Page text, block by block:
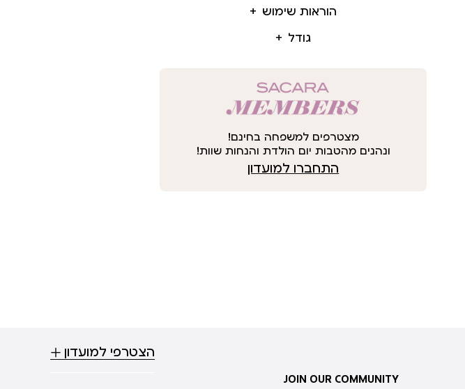
הוראות שימוש
גודל
מצטרפים למשפחה בחינם!
ונהנים מהטבות יום הולדת והנחות שוות!
התחברו למועדון
JOIN OUR COMMUNITY
הצטרפי למועדון